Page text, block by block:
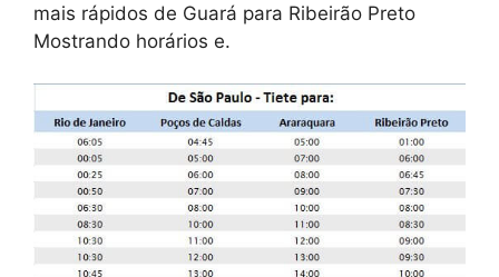
mais rápidos de Guará para Ribeirão Preto
Mostrando horários e.